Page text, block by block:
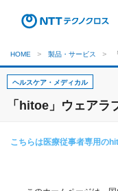
HOME 製品・サービス
ヘルスケア・メディカル
「hitoe」ウェアラ
こちらは医療従事者専用の